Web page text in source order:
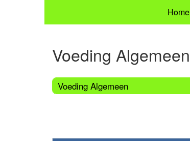
Home
Voeding Algemeen
Voeding Algemeen